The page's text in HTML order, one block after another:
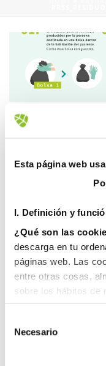
Esta página web
I. Definición y
¿Qué son las
descarga en tu
páginas web. Las
entre otras cosas,
sobre los hábitos de
equipo y,
de la forma en que
para reconocer al
Necesario
1 abril, 2020